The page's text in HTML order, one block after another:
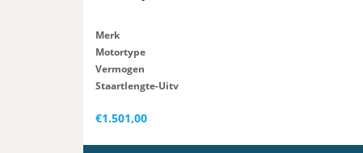
Merk
Motortype
Vermogen
Staartlengte-Uitv
€1.501,00